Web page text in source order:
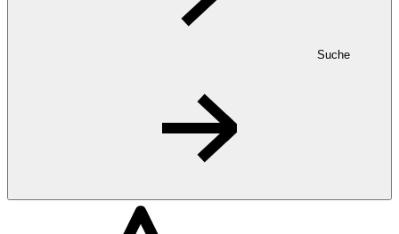
Suche